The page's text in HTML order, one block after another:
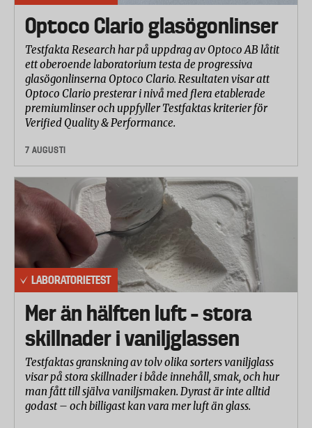
Optoco Clario glasögonlinser
Testfakta Research har på uppdrag av Optoco AB låtit
ett oberoende laboratorium testa de progressiva
glasögonlinserna Optoco Clario. Resultaten visar att
Optoco Clario presterar i nivå med flera etablerade
premiumlinser och uppfyller Testfaktas kriterier för
Verified Quality & Performance.
7 AUGUSTI
LABORATORIETEST
Mer än hälften luft – stora
skillnader i vaniljglassen
Testfaktas granskning av tolv olika sorters vaniljglass
visar på stora skillnader i både innehåll, smak, och hur
man fått till själva vaniljsmaken. Dyrast är inte alltid
godast – och billigast kan vara mer luft än glass.